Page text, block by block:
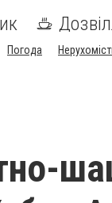
Погода